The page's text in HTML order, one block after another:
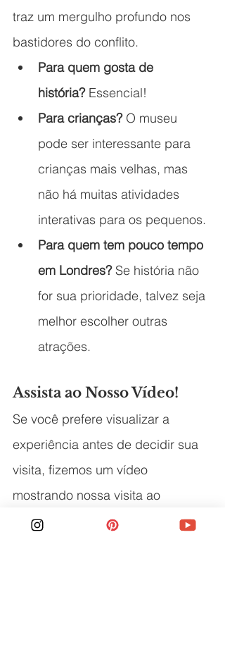
traz um mergulho profundo nos
bastidores do conflito.
Para quem gosta de
história? Essencial!
Para crianças? O museu
pode ser interessante para
crianças mais velhas, mas
não há muitas atividades
interativas para os pequenos.
Para quem tem pouco tempo
em Londres? Se história não
for sua prioridade, talvez seja
melhor escolher outras
atrações.
Assista ao Nosso Vídeo!
Se você prefere visualizar a
experiência antes de decidir sua
visita, fizemos um vídeo
mostrando nossa visita ao
Churchill War Rooms
! Confira e